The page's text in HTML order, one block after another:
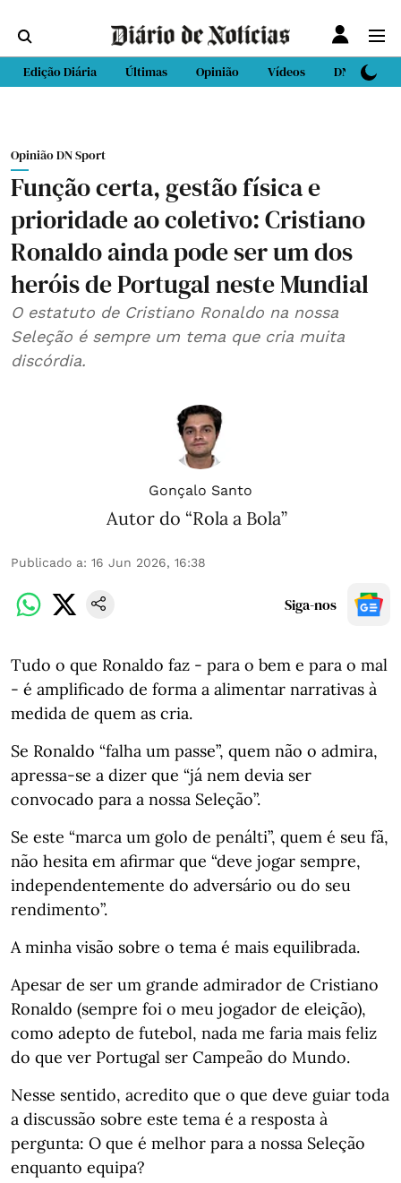
Edição Diária Últimas Opinião Vídeos DN Sport
Opinião DN Sport
Função certa, gestão física e
prioridade ao coletivo: Cristiano
Ronaldo ainda pode ser um dos
heróis de Portugal neste Mundial⁣
O estatuto de Cristiano Ronaldo na nossa
Seleção é sempre um tema que cria muita
discórdia.⁣⁣⠀
Gonçalo Santo
Autor do “Rola a Bola”
Publicado a: 16 Jun 2026, 16:38
Siga-nos
Tudo o que Ronaldo faz - para o bem e para o mal
- é amplificado de forma a alimentar narrativas à
medida de quem as cria.⁣⁣⠀
Se Ronaldo “falha um passe”, quem não o admira,
apressa-se a dizer que “já nem devia ser
convocado para a nossa Seleção”.⁣⁣⠀
Se este “marca um golo de penálti”, quem é seu fã,
não hesita em afirmar que “deve jogar sempre,
independentemente do adversário ou do seu
rendimento”.⁣⁣⠀
A minha visão sobre o tema é mais equilibrada.⁣⁣⠀
Apesar de ser um grande admirador de Cristiano
Ronaldo (sempre foi o meu jogador de eleição),
como adepto de futebol, nada me faria mais feliz
do que ver Portugal ser Campeão do Mundo.⁣⁣⠀
Nesse sentido, acredito que o que deve guiar toda
a discussão sobre este tema é a resposta à
pergunta: O que é melhor para a nossa Seleção
enquanto equipa?⁣⁣⠀